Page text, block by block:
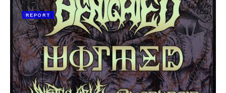
REPORT